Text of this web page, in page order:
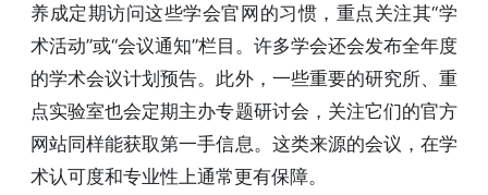
养成定期访问这些学会官网的习惯，重点关注其“学
术活动”或“会议通知”栏目。许多学会还会发布全年度
的学术会议计划预告。此外，一些重要的研究所、重
点实验室也会定期主办专题研讨会，关注它们的官方
网站同样能获取第一手信息。这类来源的会议，在学
术认可度和专业性上通常更有保障。